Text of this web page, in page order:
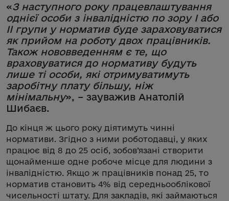
«З наступного року працевлаштування
однієї особи з інвалідністю по зору І або
ІІ групи у норматив буде зараховуватися
як прийом на роботу двох працівників.
Також нововведенням є те, що
враховуватися до нормативу будуть
лише ті особи, які отримуватимуть
заробітну плату більшу, ніж
мінімальну», – зауважив Анатолій
Шибаєв.
До кінця ж цього року діятимуть чинні
нормативи. Згідно з ними роботодавці, у яких
працює від 8 до 25 осіб, зобов’язані створити
щонайменше одне робоче місце для людини з
інвалідністю. Якщо ж працівників понад 25, то
норматив становить 4% від середньооблікової
чисельності штату. Для закладів, які займаються